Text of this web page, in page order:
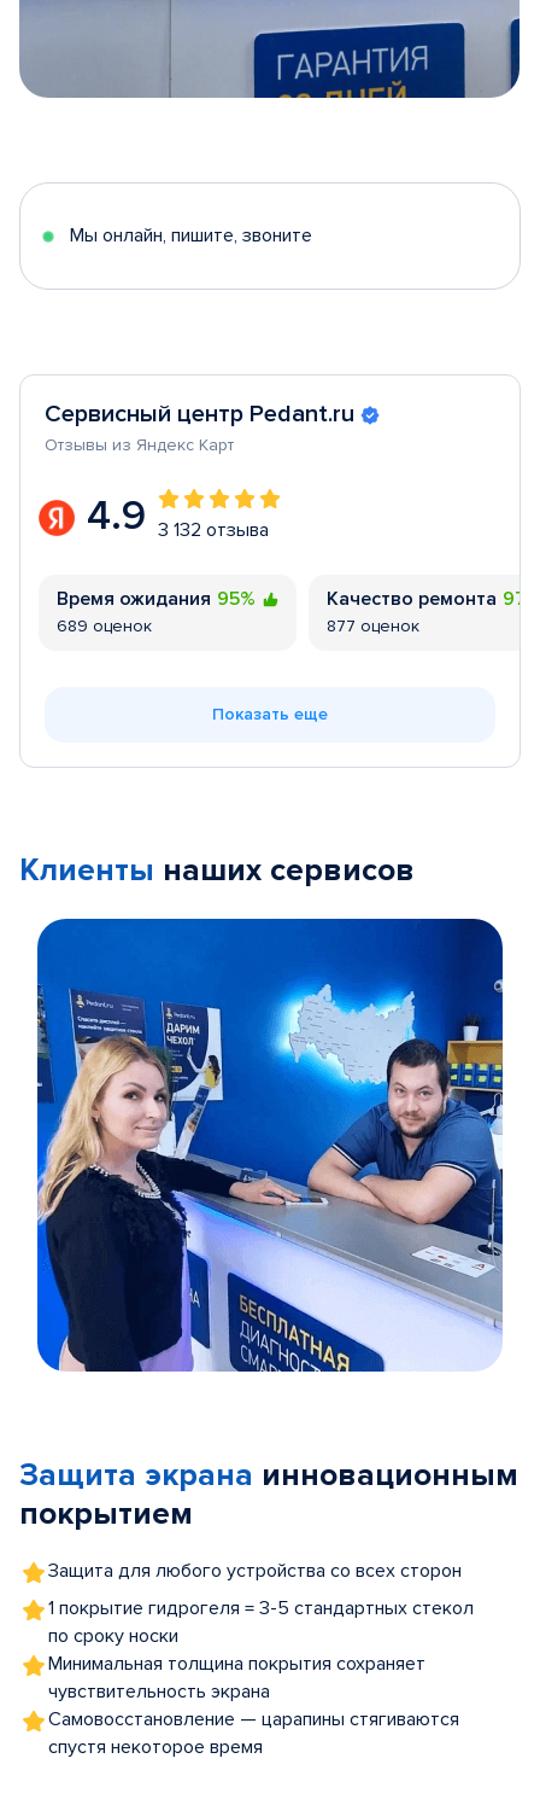
5
Мы онлайн, пишите, звоните
Сервисный центр Pedant.ru
Отзывы из Яндекс Карт
4.9 3 132 отзыва
Время ожидания 95%
689 оценок
Качество ремонта
877 оценок
Показать еще
Клиенты наших сервисов
5
Защита экрана инновационным
покрытием
Защита для любого устройства со всех сторон
1 покрытие гидрогеля = 3-5 стандартных стекол
по сроку носки
Минимальная толщина покрытия сохраняет
чувствительность экрана
Самовосстановление — царапины стягиваются
спустя некоторое время